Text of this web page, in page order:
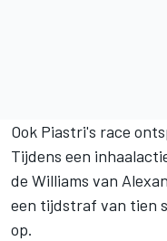
Ook Piastri's race
Tijdens een
de Williams van
een tijdstraf van tien
op.